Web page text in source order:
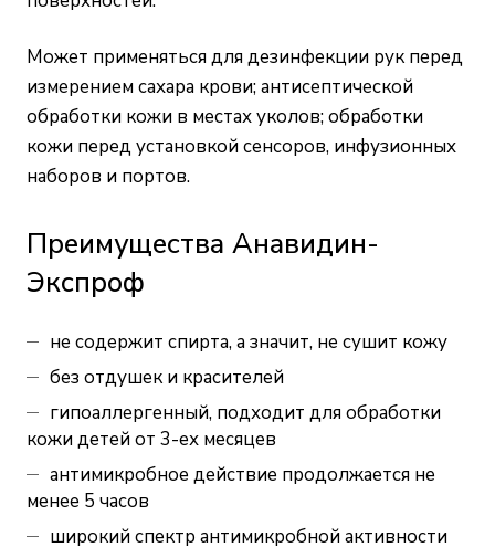
Может применяться для дезинфекции рук перед
измерением сахара крови; антисептической
обработки кожи в местах уколов; обработки
кожи перед установкой сенсоров, инфузионных
наборов и портов.
Преимущества Анавидин-
Экспроф
не содержит спирта, а значит, не сушит кожу
без отдушек и красителей
гипоаллергенный, подходит для обработки
кожи детей от 3-ех месяцев
антимикробное действие продолжается не
менее 5 часов
широкий спектр антимикробной активности